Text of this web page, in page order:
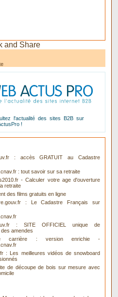
l'actualité des sites B2B sur
!
: accès GRATUIT au Cadastre
: tout savoir sur sa retraite
- Calculer votre age d'ouverture
retraite
des films gratuits en ligne
: Le Cadastre Français sur
: SITE OFFICIEL unique de
amendes
carrière : version enrichie -
: Les meilleures vidéos de snowboard
de découpe de bois sur mesure avec